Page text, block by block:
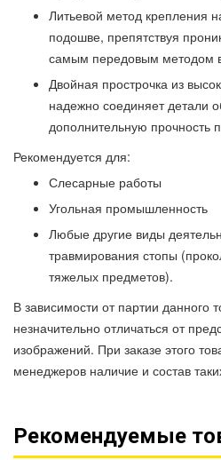
Литьевой метод крепления
подошве, препятствуя
самым передовым методом
Двойная прострочка из
надежно соединяет детали
дополнительную прочность
Рекомендуется для:
Слесарные работы
Угольная промышленность
Любые другие виды
травмирования стопы
тяжелых предметов).
В зависимости от партии данного
незначительно отличаться от
изображений. При заказе этого
менеджеров наличие и состав
Рекомендуемые